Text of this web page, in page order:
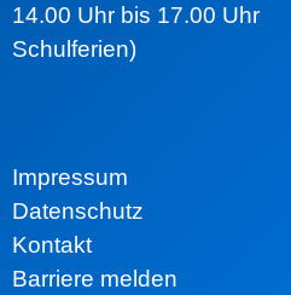
14.00 Uhr bis 17.00
Schulferien)
Impressum
Datenschutz
Kontakt
Barriere melden